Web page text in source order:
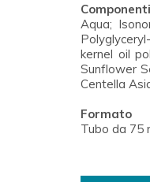
Componenti
Aqua;
kernel oil
Sunflower
Centella
Formato
Tubo da 75